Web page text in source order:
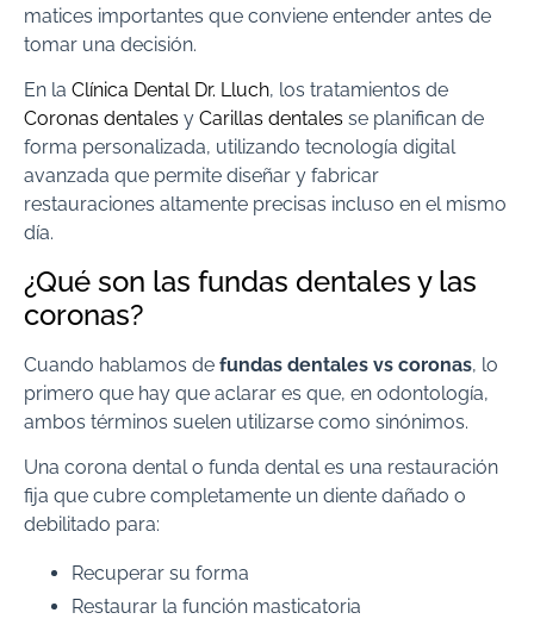
matices importantes que conviene entender antes de
tomar una decisión.
En la Clínica Dental Dr. Lluch, los tratamientos de
Coronas dentales y Carillas dentales se planifican de
forma personalizada, utilizando tecnología digital
avanzada que permite diseñar y fabricar
restauraciones altamente precisas incluso en el mismo
día.
¿Qué son las fundas dentales y las
coronas?
Cuando hablamos de fundas dentales vs coronas, lo
primero que hay que aclarar es que, en odontología,
ambos términos suelen utilizarse como sinónimos.
Una corona dental o funda dental es una restauración
fija que cubre completamente un diente dañado o
debilitado para:
Recuperar su forma
Restaurar la función masticatoria